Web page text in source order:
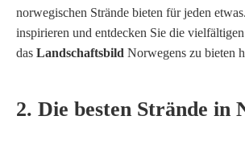
norwegischen Strände bieten für jeden
inspirieren und entdecken Sie die
das Landschaftsbild Norwegens zu bieten
2. Die besten Strände in